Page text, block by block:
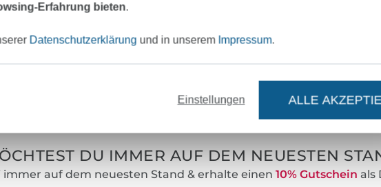
Über 80000 zufriedene Kunden 36 Jahre
DU IMMER AUF DEM NEUESTEN
immer auf dem neuesten Stand & erhalte einen 10% Gutschein als
Erfahrung bieten.
Datenschutzerklärung und in unserem Impressum.
Einstellungen ALLE